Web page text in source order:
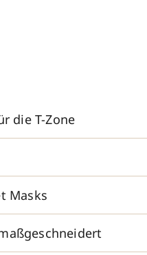
die T-Zone
Masks